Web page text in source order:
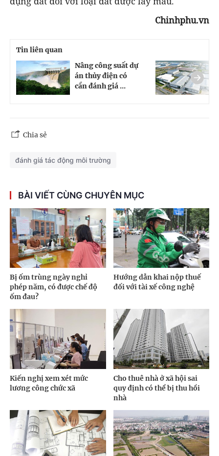
Chinhphu.vn
Tin liên quan
Nâng công suất dự
án thủy điện có
cần đánh giá ...
Chia sẻ
đánh giá tác động môi trường
BÀI VIẾT CÙNG CHUYÊN MỤC
Bị ốm trùng ngày nghỉ
phép năm, có được chế độ
ốm đau?
Hướng dẫn khai nộp thuế
đối với tài xế công nghệ
Kiến nghị xem xét mức
lương công chức xã
Cho thuê nhà ở xã hội sai
quy định có thể bị thu hồi
nhà